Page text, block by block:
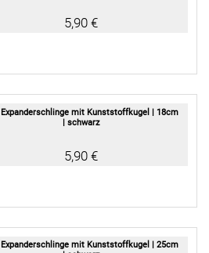
5,90 €
Expanderschlinge mit Kunststoffkugel | 18cm
| schwarz
5,90 €
Expanderschlinge mit Kunststoffkugel | 25cm